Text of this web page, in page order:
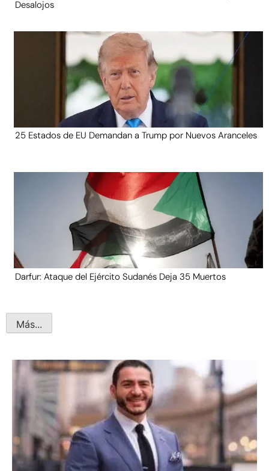
Desalojos
25 Estados de EU Demandan a Trump por Nuevos Aranceles
Darfur: Ataque del Ejército Sudanés Deja 35 Muertos
Más...